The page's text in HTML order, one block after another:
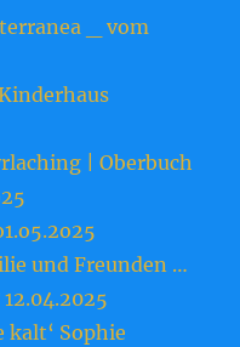
_ vom
| Oberbuch
und Freunden …
kalt‘ Sophie